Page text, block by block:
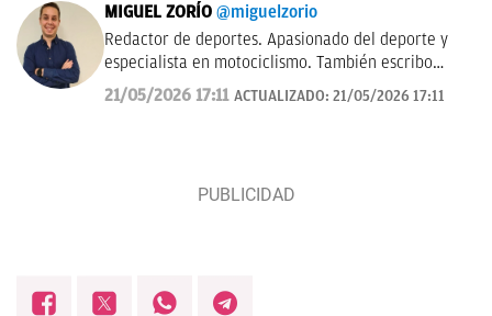
MIGUEL ZORÍO @miguelzorio
Redactor de deportes. Apasionado del deporte y
especialista en motociclismo. También escribo
sobre pádel y NFL.
21/05/2026 17:11 ACTUALIZADO: 21/05/2026 17:11